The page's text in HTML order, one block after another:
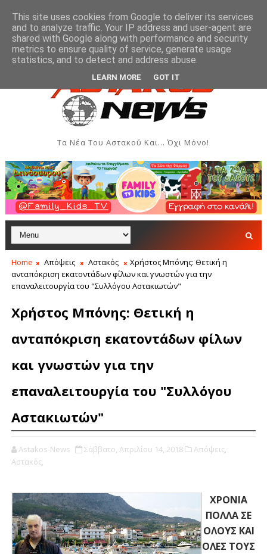
του Συλλόγου Γυναικών Αστακού ΠΟΛΙΤΙΣΜΌΣ
Τα Νέα Του Αστακού Και... Όχι Μόνο!
Home Απόψεις Αστακός
Χρήστος Μπόνης: Θετική η
ανταπόκριση εκατοντάδων φίλων και γνωστών για την
επαναλειτουργία του "Συλλόγου Αστακιωτών"
Χρήστος Μπόνης: Θετική η
ανταπόκριση εκατοντάδων φίλων
και γνωστών για την
επαναλειτουργία του "Συλλόγου
Αστακιωτών"
Astakos-News Σάββατο, Απριλίου 14, 2018
Απόψεις,
Αστακός,
ΧΡΟΝΙΑ
ΠΟΛΛΑ ΣΕ
ΟΛΟΥΣ ΚΑΙ
ΟΛΕΣ ΤΟΥΣ
This site uses cookies from Google to deliver its services
and to analyze traffic. Your IP address and user-agent are
shared with Google along with performance and security
metrics to ensure quality of service, generate usage
statistics, and to detect and address abuse.
LEARN MORE GOT IT